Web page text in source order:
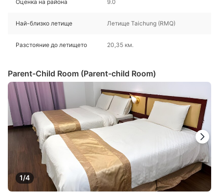
Оценка на района 9.0
Най-близко летище Летище Taichung (RMQ)
Разстояние до летището 20,35 км.
Parent-Child Room (Parent-child Room)
1/4